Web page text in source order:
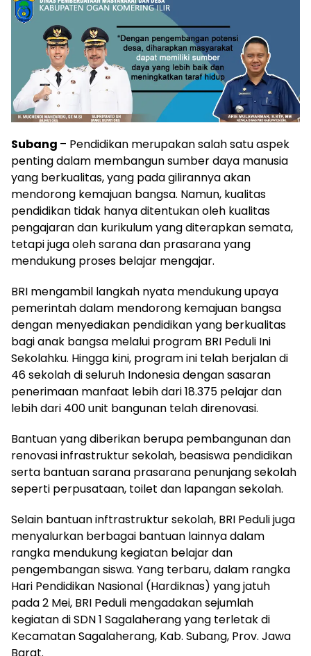
Subang – Pendidikan merupakan salah satu aspek
penting dalam membangun sumber daya manusia
yang berkualitas, yang pada gilirannya akan
mendorong kemajuan bangsa. Namun, kualitas
pendidikan tidak hanya ditentukan oleh kualitas
pengajaran dan kurikulum yang diterapkan semata,
tetapi juga oleh sarana dan prasarana yang
mendukung proses belajar mengajar.
BRI mengambil langkah nyata mendukung upaya
pemerintah dalam mendorong kemajuan bangsa
dengan menyediakan pendidikan yang berkualitas
bagi anak bangsa melalui program BRI Peduli Ini
Sekolahku. Hingga kini, program ini telah berjalan di
46 sekolah di seluruh Indonesia dengan sasaran
penerimaan manfaat lebih dari 18.375 pelajar dan
lebih dari 400 unit bangunan telah direnovasi.
Bantuan yang diberikan berupa pembangunan dan
renovasi infrastruktur sekolah, beasiswa pendidikan
serta bantuan sarana prasarana penunjang sekolah
seperti perpusataan, toilet dan lapangan sekolah.
Selain bantuan inftrastruktur sekolah, BRI Peduli juga
menyalurkan berbagai bantuan lainnya dalam
rangka mendukung kegiatan belajar dan
pengembangan siswa. Yang terbaru, dalam rangka
Hari Pendidikan Nasional (Hardiknas) yang jatuh
pada 2 Mei, BRI Peduli mengadakan sejumlah
kegiatan di SDN 1 Sagalaherang yang terletak di
Kecamatan Sagalaherang, Kab. Subang, Prov. Jawa
Barat.